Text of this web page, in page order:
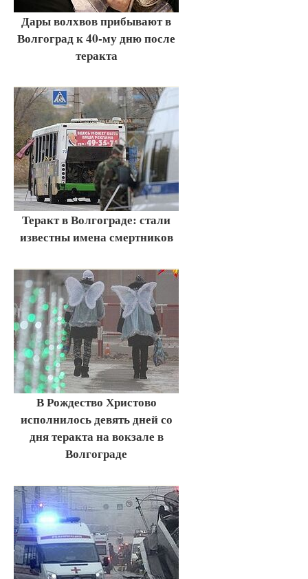
Дары волхвов прибывают в
Волгоград к 40-му дню после
теракта
Теракт в Волгограде: стали
известны имена смертников
В Рождество Христово
исполнилось девять дней со
дня теракта на вокзале в
Волгограде